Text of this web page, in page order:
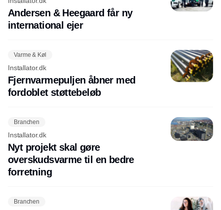
Andersen & Heegaard får ny
international ejer
Varme & Køl
Installator.dk
Fjernvarmepuljen åbner med
fordoblet støttebeløb
Branchen
Installator.dk
Nyt projekt skal gøre
overskudsvarme til en bedre
forretning
Branchen